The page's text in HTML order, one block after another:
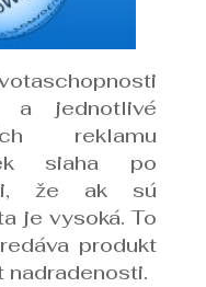
a jednotlivé
reklamu
siaha po
že ak sú
je vysoká. To
produkt
nadradenosti.